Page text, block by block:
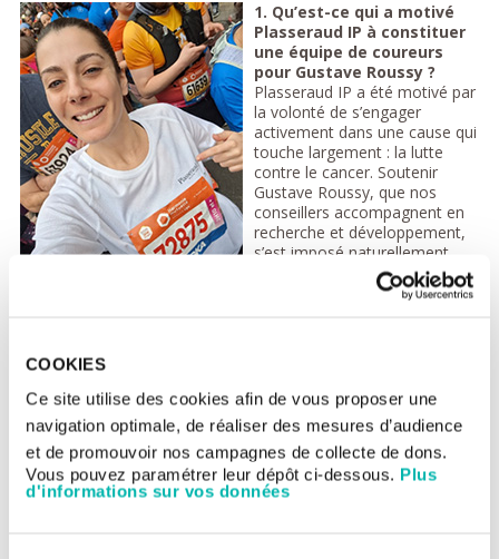
COOKIES
Ce site utilise des cookies afin de vous proposer une
navigation optimale, de réaliser des mesures d’audience
et de promouvoir nos campagnes de collecte de dons.
Vous pouvez paramétrer leur dépôt ci-dessous. Plus
d'informations sur vos données
1. Qu’est-ce qui a motivé
Plasseraud IP à constituer
une équipe de coureurs
pour Gustave Roussy ?
Plasseraud IP a été motivé par
la volonté de s’engager
activement dans une cause qui
touche largement : la lutte
contre le cancer. Soutenir
Gustave Roussy, que nos
conseillers accompagnent en
recherche et développement,
s’est imposé naturellement.
C’était aussi l’occasion de
mobiliser les collaborateurs
Plasseraud IP est quotidiennement engagé aux côtés de ceux
qui innovent, notamment dans les secteurs de la santé, de la
biotechnologie et de la recherche. Participer à une action en
faveur de la recherche contre le cancer fait donc profondément
écho à notre mission : protéger les innovations qui contribuent
aux avancées médicales et à l’amélioration de la vie.
2. Qu’est-ce qui vous a motivée à participer à cette